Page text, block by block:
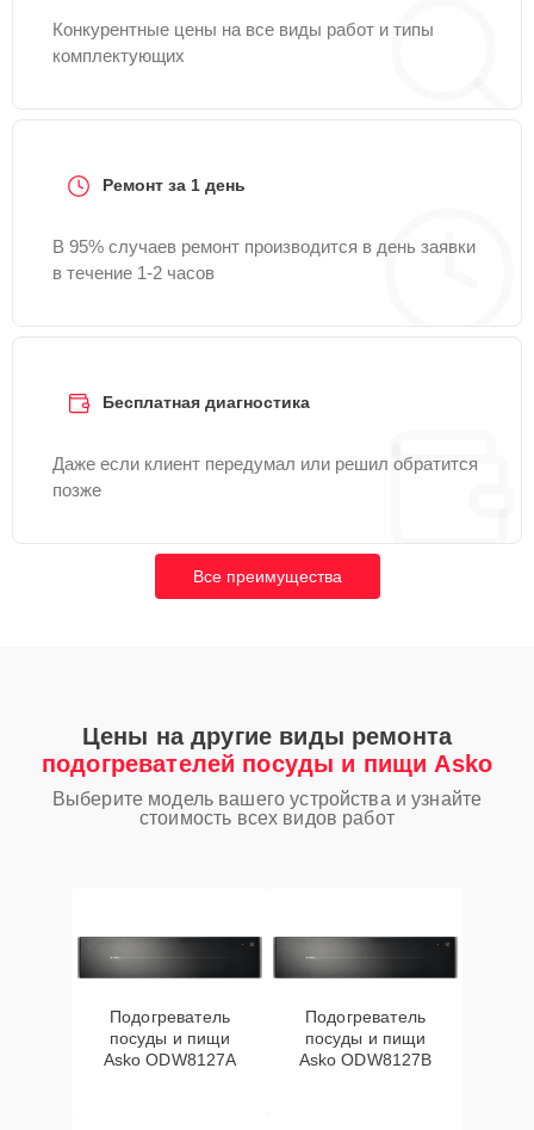
Конкурентные цены на все виды работ и типы
комплектующих
Ремонт за 1 день
В 95% случаев ремонт производится в день заявки
в течение 1-2 часов
Бесплатная диагностика
Даже если клиент передумал или решил обратится
позже
Все преимущества
Цены на другие виды ремонта
подогревателей посуды и пищи Asko
Выберите модель вашего устройства и узнайте
стоимость всех видов работ
Подогреватель
посуды и пищи
Asko ODW8127A
Подогреватель
посуды и пищи
Asko ODW8127B